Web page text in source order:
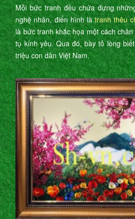
Mỗi bức tranh đều chứa đựng
nghệ nhân, điển hình làtranh thêu
là bức tranh khắc họa một cách
tụ kính yêu. Qua đó, bày tỏ lòng
triệu con dân Việt Nam.